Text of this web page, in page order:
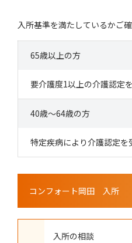
入所基準を満たしているかご確
65歳以上の方
要介護度1以上の介護認定
40歳〜64歳の方
特定疾病により介護認定を
コンフォート岡田 入所
入所の相談